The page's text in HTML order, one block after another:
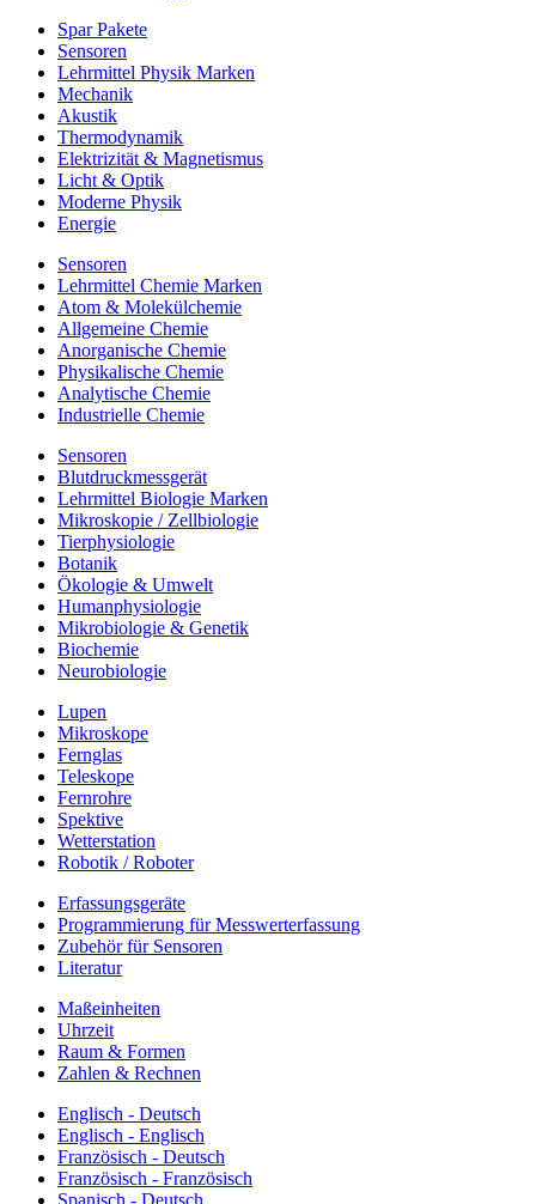
Spar Pakete
Sensoren
Lehrmittel Physik Marken
Mechanik
Akustik
Thermodynamik
Elektrizität & Magnetismus
Licht & Optik
Moderne Physik
Energie
Sensoren
Lehrmittel Chemie Marken
Atom & Molekülchemie
Allgemeine Chemie
Anorganische Chemie
Physikalische Chemie
Analytische Chemie
Industrielle Chemie
Sensoren
Blutdruckmessgerät
Lehrmittel Biologie Marken
Mikroskopie / Zellbiologie
Tierphysiologie
Botanik
Ökologie & Umwelt
Humanphysiologie
Mikrobiologie & Genetik
Biochemie
Neurobiologie
Lupen
Mikroskope
Fernglas
Teleskope
Fernrohre
Spektive
Wetterstation
Robotik / Roboter
Erfassungsgeräte
Programmierung für Messwerterfassung
Zubehör für Sensoren
Literatur
Maßeinheiten
Uhrzeit
Raum & Formen
Zahlen & Rechnen
Englisch - Deutsch
Englisch - Englisch
Französisch - Deutsch
Französisch - Französisch
Spanisch - Deutsch